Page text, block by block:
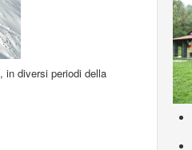
in diversi periodi della